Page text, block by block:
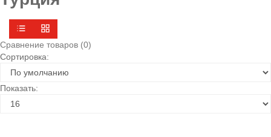
Сравнение товаров (0)
Сортировка:
Показать: